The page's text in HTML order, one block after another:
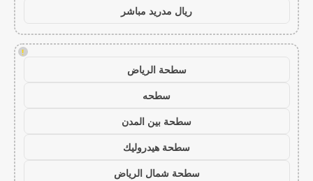
ريال مدريد مباشر
!
سطحة الرياض
سطحه
سطحة بين المدن
سطحة هيدروليك
سطحة شمال الرياض